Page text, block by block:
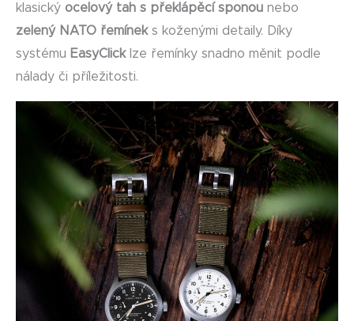
klasický ocelový tah s překlápěcí sponou nebo
zelený NATO řemíneks koženými detaily. Díky
systému EasyClicklze řemínky snadno měnit podle
nálady či příležitosti.